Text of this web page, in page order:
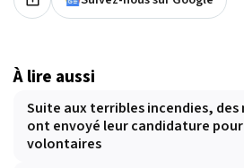
À lire aussi
Suite aux terribles incendies, des
ont envoyé leur candidature
volontaires